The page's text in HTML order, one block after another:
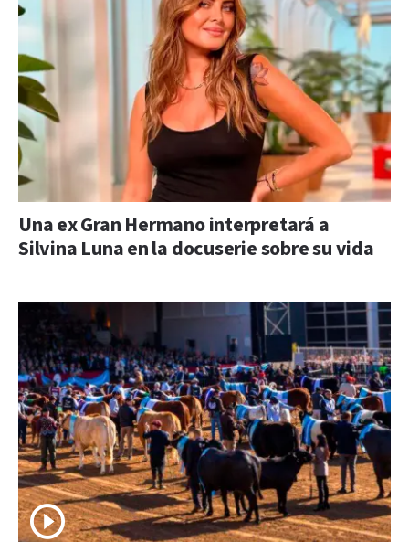
Una ex Gran Hermano interpretará a
Silvina Luna en la docuserie sobre su vida